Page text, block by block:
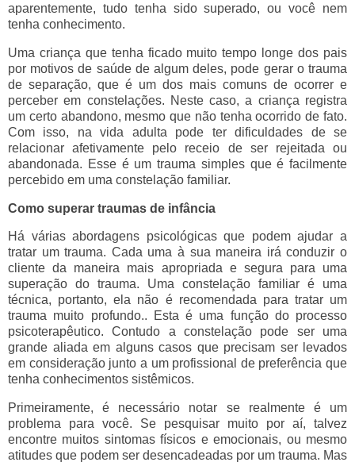
aparentemente, tudo tenha sido superado, ou você nem
tenha conhecimento.
Uma criança que tenha ficado muito tempo longe dos pais
por motivos de saúde de algum deles, pode gerar o trauma
de separação, que é um dos mais comuns de ocorrer e
perceber em constelações. Neste caso, a criança registra
um certo abandono, mesmo que não tenha ocorrido de fato.
Com isso, na vida adulta pode ter dificuldades de se
relacionar afetivamente pelo receio de ser rejeitada ou
abandonada. Esse é um trauma simples que é facilmente
percebido em uma constelação familiar.
Como superar traumas de infância
Há várias abordagens psicológicas que podem ajudar a
tratar um trauma. Cada uma à sua maneira irá conduzir o
cliente da maneira mais apropriada e segura para uma
superação do trauma. Uma constelação familiar é uma
técnica, portanto, ela não é recomendada para tratar um
trauma muito profundo.. Esta é uma função do processo
psicoterapêutico. Contudo a constelação pode ser uma
grande aliada em alguns casos que precisam ser levados
em consideração junto a um profissional de preferência que
tenha conhecimentos sistêmicos.
Primeiramente, é necessário notar se realmente é um
problema para você. Se pesquisar muito por aí, talvez
encontre muitos sintomas físicos e emocionais, ou mesmo
atitudes que podem ser desencadeadas por um trauma. Mas